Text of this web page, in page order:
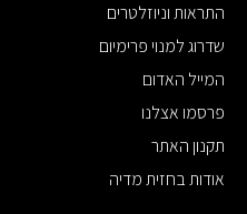
התראות וניוזלטרים
שדרוג למנוי פרימיום
המייל האדום
פרסמו אצלנו
תקנון האתר
אודות בחזית מדיה